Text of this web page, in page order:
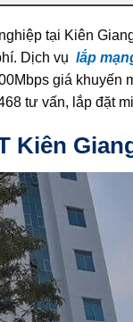
tại Kiên
Dịch vụ lắp
giá khuyến
tư vấn, lắp đặt
Kiên